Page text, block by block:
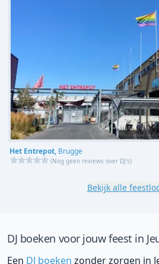
Het Entrepot, Brugge
(Nog geen reviews over DJ's)
Bekijk alle
DJ boeken voor jouw feest in
Een DJ boeken zonder zorgen in